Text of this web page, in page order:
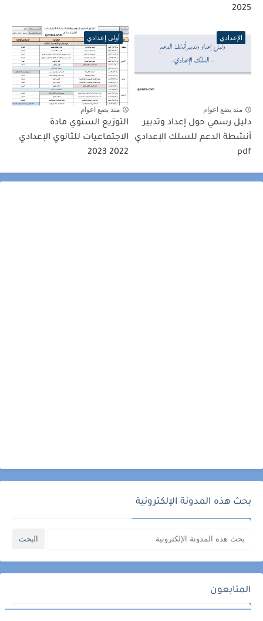
2025
الإعدادي
منذ بضع اعوام
دليل رسمي حول إعداد وتدبير
أنشطة الدعم للسلك الإعدادي
pdf
أولى إعدادي
منذ بضع اعوام
التوزيع السنوي مادة
الاجتماعيات للثانوي الإعدادي
2022 2023
بحث هذه المدونة الإلكترونية
المتابعون